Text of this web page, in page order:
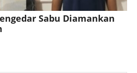
Sabu Diamankan